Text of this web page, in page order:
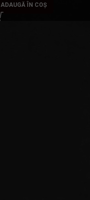
ADAUGĂ ÎN COȘ